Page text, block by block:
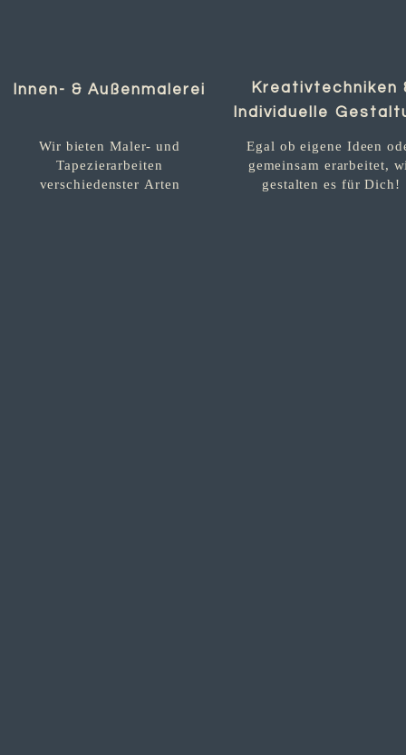
Innen- & Außenmalerei
Wir bieten Maler- und
Tapezierarbeiten
verschiedenster Arten
Kreativtechniken
Individuelle
Egal ob eigene Ideen
gemeinsam erarbeitet,
gestalten es für Dich!